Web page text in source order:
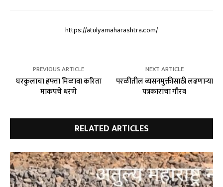
https://atulyamaharashtra.com/
PREVIOUS ARTICLE
घरकुलाचा हफ्ता मिळावा करिता
माकपचे धरणे
NEXT ARTICLE
परळीतील व्यसनमुक्तीसाठी लढणाऱ्या
पत्रकारांचा गौरव
RELATED ARTICLES